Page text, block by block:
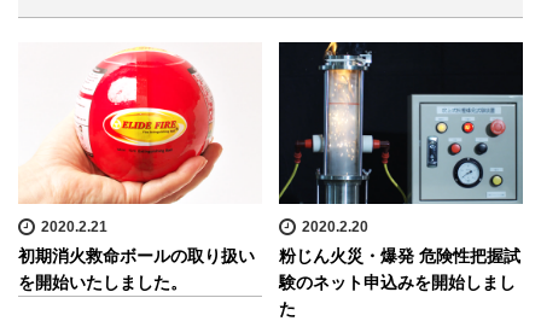
2020.2.21
初期消火救命ボールの取り扱い
を開始いたしました。
2020.2.20
粉じん火災・爆発 危険性把握試
験のネット申込みを開始しまし
た